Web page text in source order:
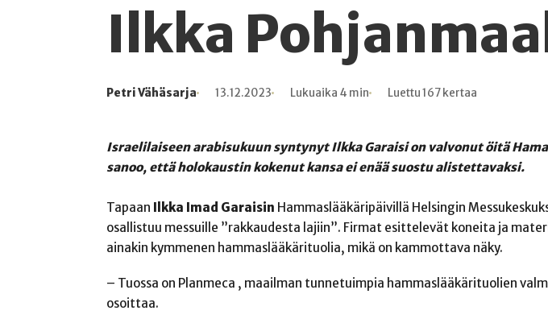
Ilkka
Kirjoittaja
Petri Vähäsarja
Julkaistu 13.12.2023
Lukuaika Lukuaika 4 min
Lukukertoja Luettu 167 kertaa
Israelilaiseen arabisukuun syntynyt Ilkka Garaisi on valvonut öitä
sanoo, että holokaustin kokenut kansa ei enää suostu alistettavaksi.
Tapaan Ilkka Imad Garaisin Hammaslääkäripäivillä Helsingin
osallistuu messuille ”rakkaudesta lajiin”. Firmat esittelevät koneita ja
ainakin kymmenen hammaslääkärituolia, mikä on kammottava näky.
– Tuossa on Planmeca , maailman tunnetuimpia hammaslääkärituolien
osoittaa.